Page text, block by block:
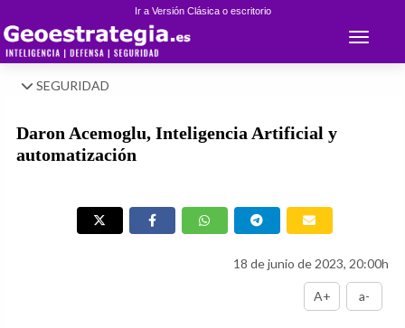
Ir a Versión Clásica o escritorio
Toggle
SEGURIDAD
Daron Acemoglu, Inteligencia Artificial y
automatización
18 de junio de 2023, 20:00h
A+ a-